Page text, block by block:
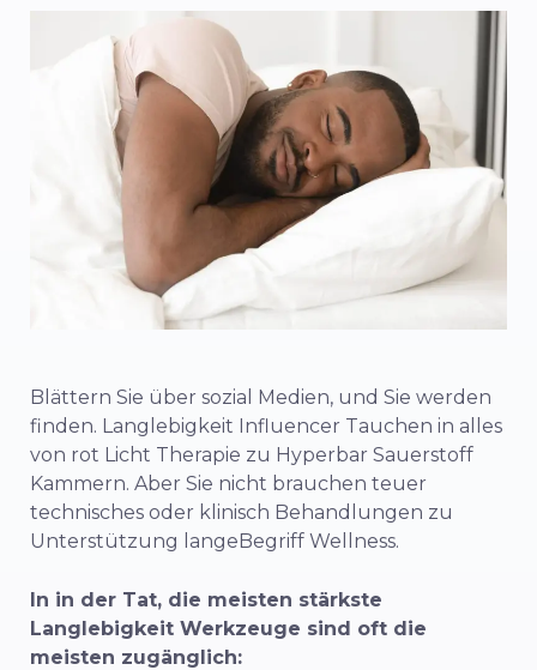
Blättern Sie über sozial Medien, und Sie werden
finden. Langlebigkeit Influencer Tauchen in alles
von rot Licht Therapie zu Hyperbar Sauerstoff
Kammern. Aber Sie nicht brauchen teuer
technisches oder klinisch Behandlungen zu
Unterstützung langeBegriff Wellness.
In in der Tat, die meisten stärkste
Langlebigkeit Werkzeuge sind oft die
meisten zugänglich: